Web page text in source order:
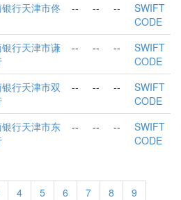
行天津市佟
-- -- --
SWIFT
CODE
行天津市谦
-- -- --
SWIFT
CODE
行天津市双
-- -- --
SWIFT
CODE
行天津市东
-- -- --
SWIFT
CODE
4 5 6 7 8
9